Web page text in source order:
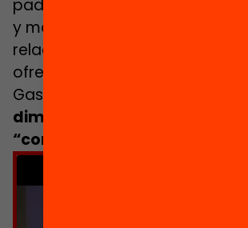
padres para que entre los
y madres puedan compartir
relacionadas con sus hijos e
ofrecerse apoyo mutuo. A la
Gasch, también hay que
dimensiones de trabajo con
“conviene no contar con la